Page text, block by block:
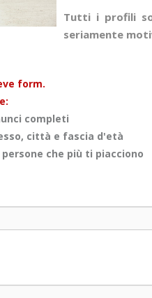
Tutti i profili
seriamente
form.
completi
città e fascia d'età
che più ti piacciono